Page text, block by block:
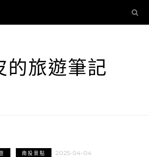
的旅遊筆記
南投景點 2025-04-04